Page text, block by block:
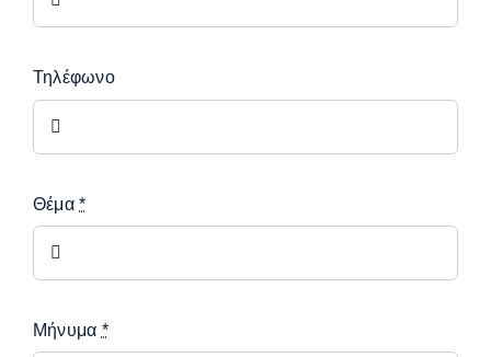
Τηλέφωνο
Θέμα*
Μήνυμα *